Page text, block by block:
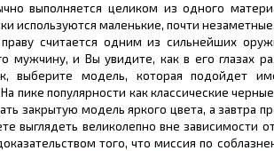
выполняется целиком из одного
используются маленькие, почти
считается одним из сильнейших
мужчину, и Вы увидите, как в его глазах
выберите модель, которая подойдет
пике популярности как классические
закрытую модель яркого цвета, а завтра
выглядеть великолепно вне зависимости
того, что миссия по